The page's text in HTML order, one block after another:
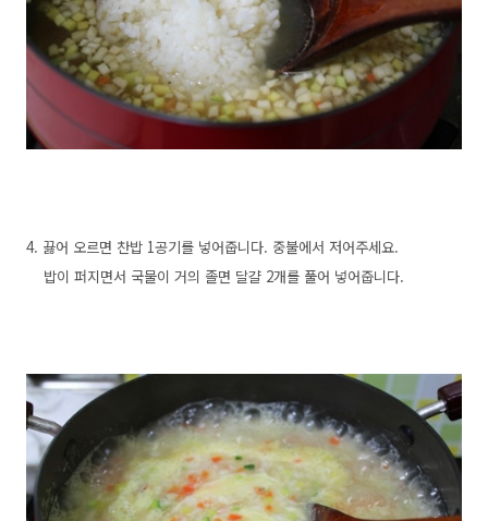
4. 끓어 오르면 찬밥 1공기를 넣어줍니다. 중불에서 저어주세요.
밥이 퍼지면서 국물이 거의 졸면 달걀 2개를 풀어 넣어줍니다.